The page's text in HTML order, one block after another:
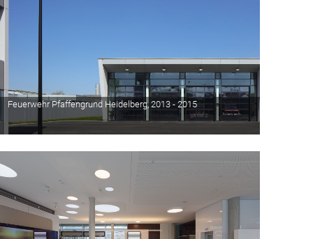
Feuerwehr Pfaffengrund Heidelberg, 2013 - 2015